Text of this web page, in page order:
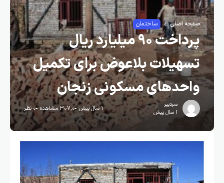
صفحه اصلی ساختمان
پرداخت ۹۰ میلیارد ریال
تسهیلات بلاعوض برای تکمیل
واحدهای مسکونی زنجان
سردبیر
1 سال پیش
1 سال پیش 307,0 مشاهده 0 نظر